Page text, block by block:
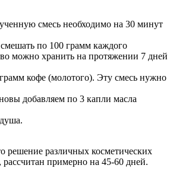
смесь необходимо на 30 минут
по 100 грамм каждого
можно хранить на протяжении 7 дней
кофе (молотого). Эту смесь нужно
добавляем по 3 капли масла
решение различных косметических
примерно на 45-60 дней.